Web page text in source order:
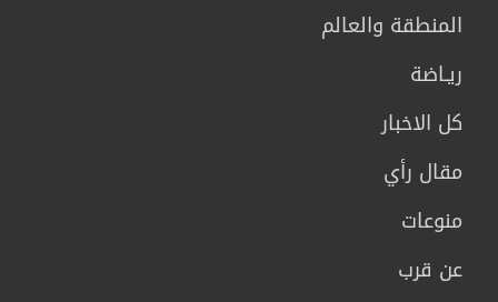
المنطقة والعالم
ريـاضة
كل الاخبار
مقال رأي
منوعات
عن قرب